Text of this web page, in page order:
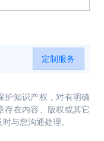
定制服务
护知识产权，对有明确
存在内容、版权或其它
与您沟通处理。